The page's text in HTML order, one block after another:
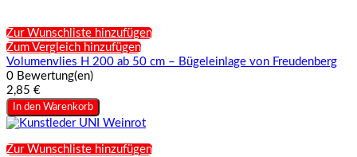
Zur Wunschliste hinzufügen
Zum Vergleich hinzufügen
Volumenvlies H 200 ab 50 cm – Bügeleinlage von Freudenberg
0 Bewertung(en)
2,85 €
In den Warenkorb
Zur Wunschliste hinzufügen